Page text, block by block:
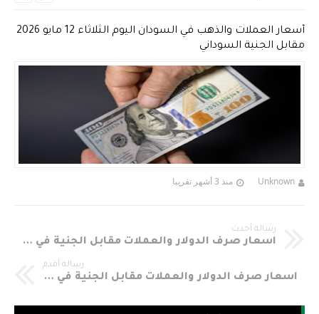
أسعار العملات والذهب في السودان اليوم الثلاثاء 12 مايو 2026
مقابل الجنية السوداني
Unknown منذ 3 أشهر تقريبا
رسالة أحدث
اسعار صرف الدولار والعملات مقابل الجنية في السودان اليوم الخميس 7-5-2020م
رسالة أقدم
اسعار صرف الدولار والعملات مقابل الجنية في السودان اليوم الثلاثاء 5-5-2020م